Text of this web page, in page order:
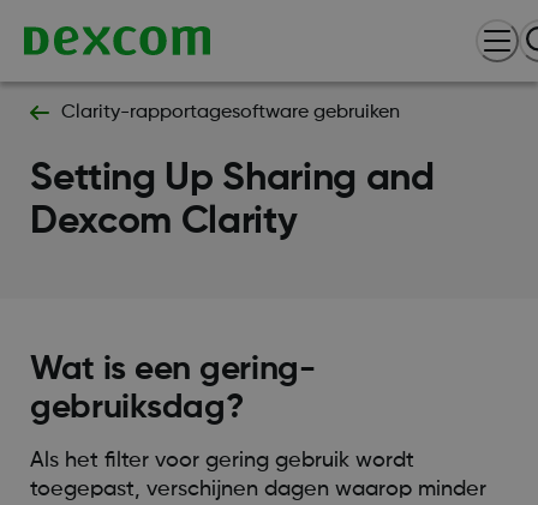
Clarity-rapportagesoftware gebruiken
Setting Up Sharing and
Dexcom Clarity
Wat is een gering-
gebruiksdag?
Als het filter voor gering gebruik wordt
toegepast, verschijnen dagen waarop minder